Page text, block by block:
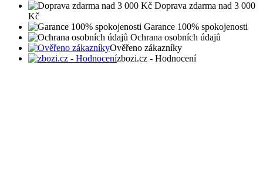
Doprava zdarma nad 3 000
Kč
Garance 100% spokojenosti
Ochrana osobních údajů
Ověřeno zákazníky
zbozi.cz - Hodnocení